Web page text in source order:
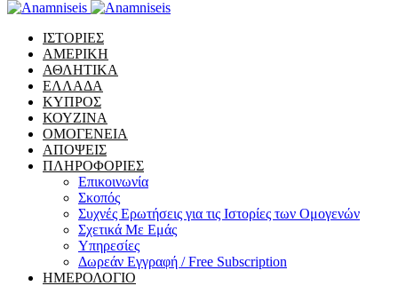
ΙΣΤΟΡΙΕΣ
ΑΜΕΡΙΚΗ
ΑΘΛΗΤΙΚΑ
ΕΛΛΑΔΑ
ΚΥΠΡΟΣ
ΚΟΥΖΙΝΑ
ΟΜΟΓΕΝΕΙΑ
ΑΠΟΨΕΙΣ
ΠΛΗΡΟΦΟΡΙΕΣ
Επικοινωνία
Σκοπός
Συχνές Ερωτήσεις για τις Ιστορίες των Ομογενών
Σχετικά Με Εμάς
Υπηρεσίες
Δωρεάν Εγγραφή / Free Subscription
ΗΜΕΡΟΛΟΓΙΟ